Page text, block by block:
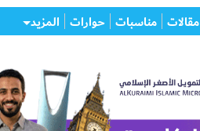
مقالات مناسبات حوارات المزيد